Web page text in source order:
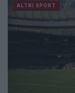
ALTRI SPORT